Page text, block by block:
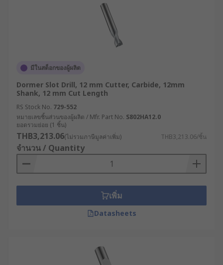
มีในสต็อกของผู้ผลิต
Dormer Slot Drill, 12 mm Cutter, Carbide, 12mm
Shank, 12 mm Cut Length
RS Stock No. 729-552
หมายเลขชิ้นส่วนของผู้ผลิต / Mfr. Part No. S802HA12.0
ยอดรวมย่อย (1 ชิ้น)
THB3,213.06(ไม่รวมภาษีมูลค่าเพิ่ม) THB3,213.06/ชิ้น
จำนวน / Quantity
เพิ่ม
Datasheets